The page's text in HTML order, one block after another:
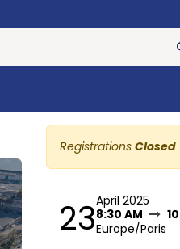
Registrations Closed
23April 2025
8:30 AM
Europe/Paris